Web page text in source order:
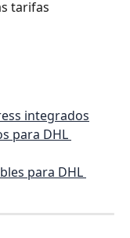
tarifas
integrados
para DHL
para DHL